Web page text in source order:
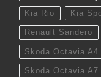
Kia Rio Kia
Renault Sandero
Skoda Octavia A4
Skoda Octavia A7